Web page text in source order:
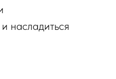
насладиться